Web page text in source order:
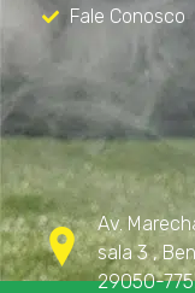
Fale Conosco
Contato
Av.
sala 3 ,
29050-